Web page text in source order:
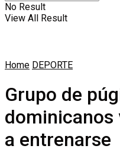
No Result
View All Result
Home DEPORTE
Grupo de
dominicanos
a entrenarse